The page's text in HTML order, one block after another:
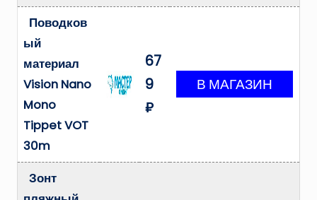
Поводков
ый
материал
Vision Nano
Mono
Tippet VOT
30m
67
9
₽
Зонт